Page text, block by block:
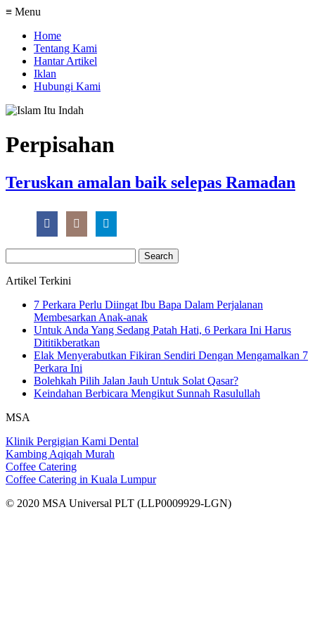
≡ Menu
Home
Tentang Kami
Hantar Artikel
Iklan
Hubungi Kami
Perpisahan
Teruskan amalan baik selepas Ramadan
for:
Artikel Terkini
7 Perkara Perlu Diingat Ibu Bapa Dalam Perjalanan
Membesarkan Anak-anak
Untuk Anda Yang Sedang Patah Hati, 6 Perkara Ini Harus
Dititikberatkan
Elak Menyerabutkan Fikiran Sendiri Dengan Mengamalkan 7
Perkara Ini
Bolehkah Pilih Jalan Jauh Untuk Solat Qasar?
Keindahan Berbicara Mengikut Sunnah Rasulullah
MSA
Klinik Pergigian Kami Dental
Kambing Aqiqah Murah
Coffee Catering
Coffee Catering in Kuala Lumpur
© 2020 MSA Universal PLT (LLP0009929-LGN)